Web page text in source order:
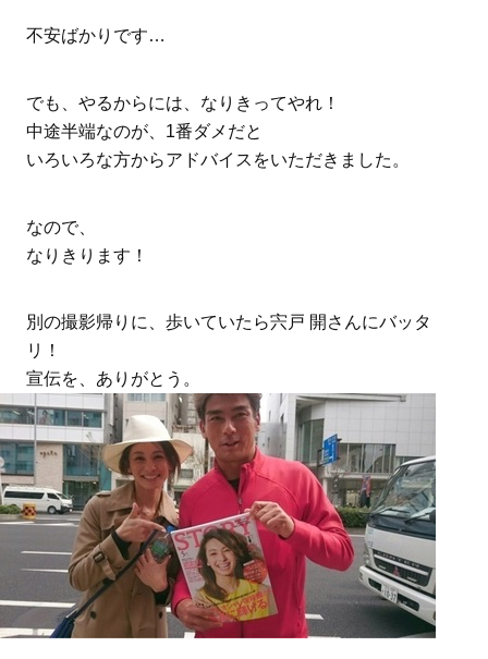
不安ばかりです…
でも、やるからには、なりきってやれ！
中途半端なのが、1番ダメだと
いろいろな方からアドバイスをいただきました。
なので、
なりきります！
別の撮影帰りに、歩いていたら宍戸 開さんにバッタ
リ！
宣伝を、ありがとう。